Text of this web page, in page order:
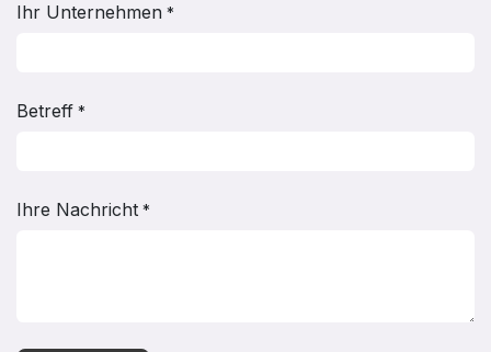
Ihr Unternehmen *
Betreff *
Ihre Nachricht *